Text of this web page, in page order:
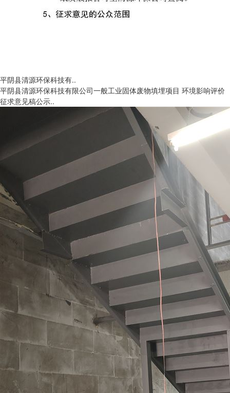
平阴县清源环保科技有..
平阴县清源环保科技有限公司一般工业固体废物填埋项目 环境影响评价
征求意见稿公示..